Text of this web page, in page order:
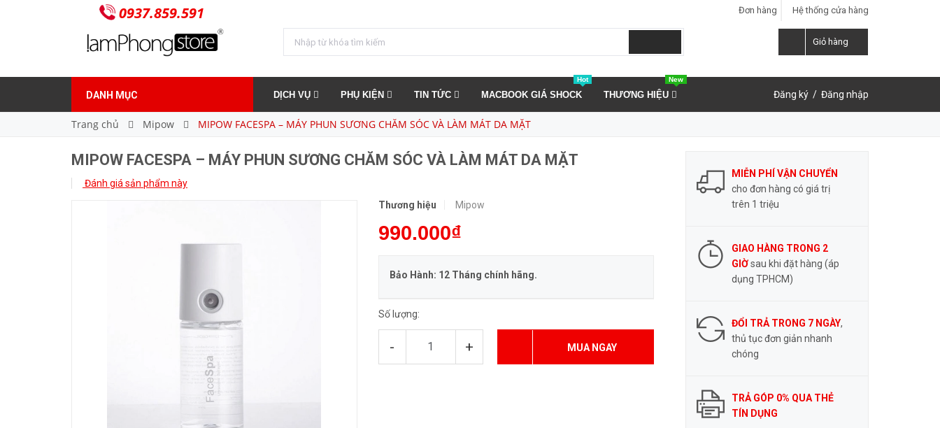
0937.859.591 Hệ thống cửa hàng
Đơn hàng
Giỏ hàng
DANH MỤC DỊCH VỤ PHỤ KIỆN TIN TỨC MACBOOK GIÁ SHOCK
Hot
THƯƠNG HIỆU
New
Đăng ký / Đăng nhập
Trang chủ Mipow MIPOW FACESPA – MÁY PHUN SƯƠNG CHĂM SÓC VÀ LÀM MÁT DA MẶT
MIPOW FACESPA – MÁY PHUN SƯƠNG CHĂM SÓC VÀ LÀM MÁT DA MẶT
Đánh giá sản phẩm này
Thương hiệu
Mipow
990.000₫
Bảo Hành: 12 Tháng chính hãng.
Số lượng:
- + MUA NGAY
LIÊN HỆ ĐẶT HÀNG
0937.859.591
MIỄN PHÍ VẬN CHUYỂN
cho đơn hàng có giá trị
trên 1 triệu
GIAO HÀNG TRONG 2
GIỜsau khi đặt hàng (áp
dụng TPHCM)
ĐỔI TRẢ TRONG 7 NGÀY,
thủ tục đơn giản nhanh
chóng
TRẢ GÓP 0% QUA THẺ
TÍN DỤNG